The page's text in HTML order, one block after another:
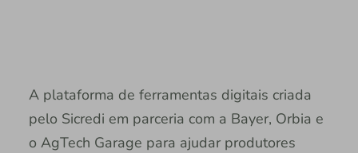
A plataforma de ferramentas digitais criada
pelo Sicredi em parceria com a Bayer, Orbia e
o AgTech Garage para ajudar produtores